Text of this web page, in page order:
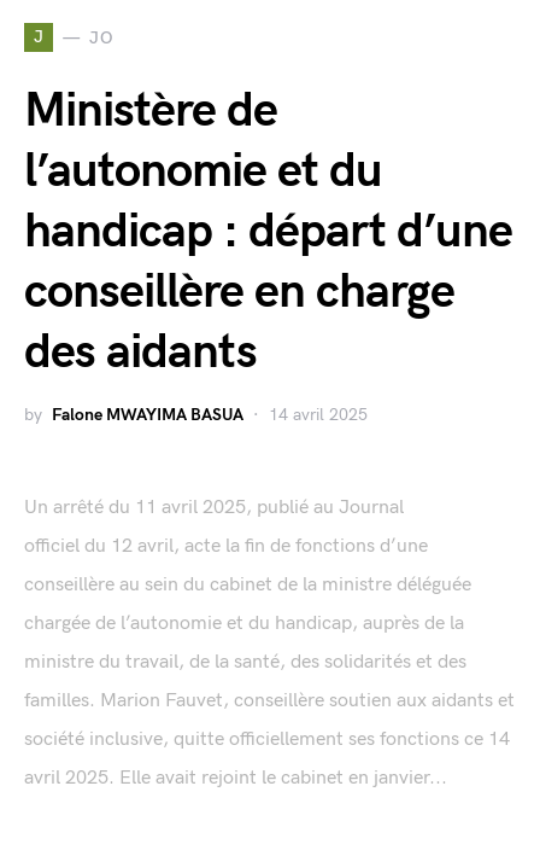
J JO
Ministère de
l’autonomie et du
handicap : départ d’une
conseillère en charge
des aidants
by Falone MWAYIMA BASUA 14 avril 2025
Un arrêté du 11 avril 2025, publié au Journal
officiel du 12 avril, acte la fin de fonctions d’une
conseillère au sein du cabinet de la ministre déléguée
chargée de l’autonomie et du handicap, auprès de la
ministre du travail, de la santé, des solidarités et des
familles. Marion Fauvet, conseillère soutien aux aidants et
société inclusive, quitte officiellement ses fonctions ce 14
avril 2025. Elle avait rejoint le cabinet en janvier...